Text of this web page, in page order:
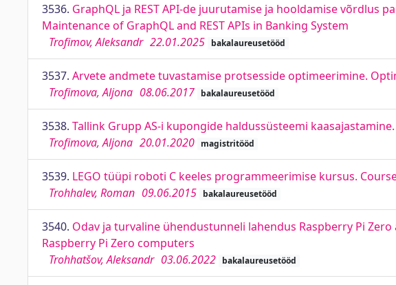
3536. GraphQL ja REST API-de juurutamise ja hooldamise võrdlus
Maintenance of GraphQL and REST APIs in Banking System
Trofimov, Aleksandr 22.01.2025 bakalaureusetööd
3537. Arvete andmete tuvastamise protsesside optimeerimine.
Trofimova, Aljona 08.06.2017 bakalaureusetööd
3538. Tallink Grupp AS-i kupongide haldussüsteemi
Trofimova, Aljona 20.01.2020 magistritööd
3539. LEGO tüüpi roboti C keeles programmeerimise kursus.
Trohhalev, Roman 09.06.2015 bakalaureusetööd
3540. Odav ja turvaline ühendustunneli lahendus Raspberry Pi
Raspberry Pi Zero computers
Trohhatšov, Aleksandr 03.06.2022 bakalaureusetööd